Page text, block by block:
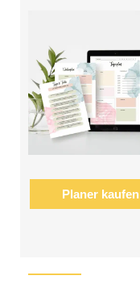
Planer kaufen